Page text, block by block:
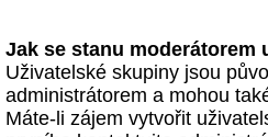
Jak se stanu moderátorem
Uživatelské skupiny jsou
administrátorem a mohou
Máte-li zájem vytvořit